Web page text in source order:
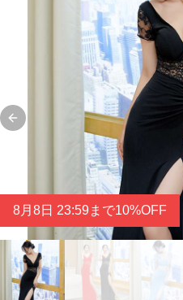
Previous slide
8月 8日 23:59まで10%OFF